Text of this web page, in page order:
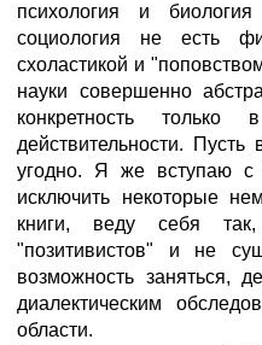
психология и
социология не есть
схоластикой и
науки совершенно
конкретность
действительности.
угодно. Я же вступаю
исключить некоторые
книги, веду себя
"позитивистов" и не
возможность заняться,
диалектическим
области.